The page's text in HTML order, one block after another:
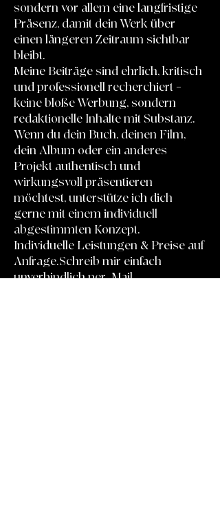
sondern vor allem eine langfristige
Präsenz, damit dein Werk über
einen längeren Zeitraum sichtbar
bleibt.
Meine Beiträge sind ehrlich, kritisch
und professionell recherchiert –
keine bloße Werbung, sondern
redaktionelle Inhalte mit Substanz.
Wenn du dein Buch, deinen Film,
dein Album oder ein anderes
Projekt authentisch und
wirkungsvoll präsentieren
möchtest, unterstütze ich dich
gerne mit einem individuell
abgestimmten Konzept.
Individuelle Leistungen & Preise auf
Anfrage.Schreib mir einfach
unverbindlich per Mail.